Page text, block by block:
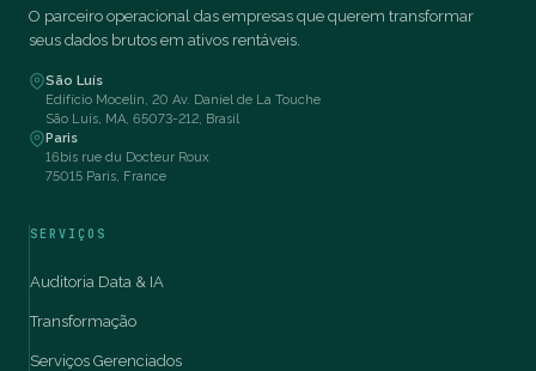
O parceiro operacional das empresas que querem transformar
seus dados brutos em ativos rentáveis.
São Luís
Edifício Mocelin, 20 Av. Daniel de La Touche
São Luís, MA, 65073-212, Brasil
Paris
16bis rue du Docteur Roux
75015 Paris, France
SERVIÇOS
Auditoria Data & IA
Transformação
Serviços Gerenciados